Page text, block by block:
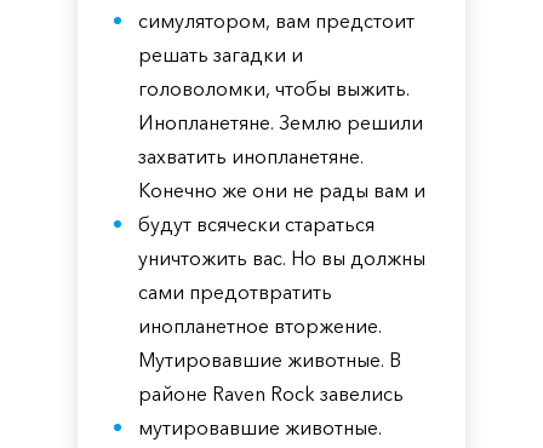
симулятором, вам предстоит
решать загадки и
головоломки, чтобы выжить.
Инопланетяне. Землю решили
захватить инопланетяне.
Конечно же они не рады вам и
будут всячески стараться
уничтожить вас. Но вы должны
сами предотвратить
инопланетное вторжение.
Мутировавшие животные. В
районе Raven Rock завелись
мутировавшие животные.